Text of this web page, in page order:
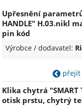
Upřesnění
HANDLE" H.03.nikl
pin kód
Výrobce / dodavatel:
přejít
Klika chytrá "SMART
otisk prstu, chytrý